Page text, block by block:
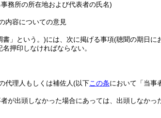
務所の所在地および代表者の氏名)
内容についての意見
書」という。)には、次に掲げる事項(聴聞の期日に
押印しなければならない。
代理人もしくは補佐人(以下この条において「当事
が出頭しなかった場合にあっては、出頭しなかっ